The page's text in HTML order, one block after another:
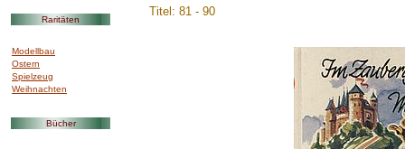
Raritäten
Modellbau
Ostern
Spielzeug
Weihnachten
Bücher
Titel: 81 - 90